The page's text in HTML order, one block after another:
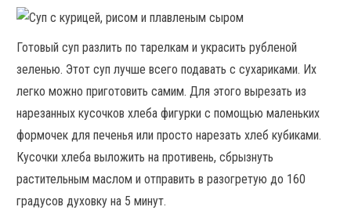
Готовый суп разлить по тарелкам и украсить рубленой
зеленью. Этот суп лучше всего подавать с сухариками. Их
легко можно приготовить самим. Для этого вырезать из
нарезанных кусочков хлеба фигурки с помощью маленьких
формочек для печенья или просто нарезать хлеб кубиками.
Кусочки хлеба выложить на противень, сбрызнуть
растительным маслом и отправить в разогретую до 160
градусов духовку на 5 минут.